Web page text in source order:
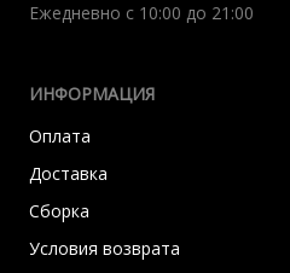
Ежедневно с 10:00 до 21:00
ИНФОРМАЦИЯ
Оплата
Доставка
Сборка
Условия возврата